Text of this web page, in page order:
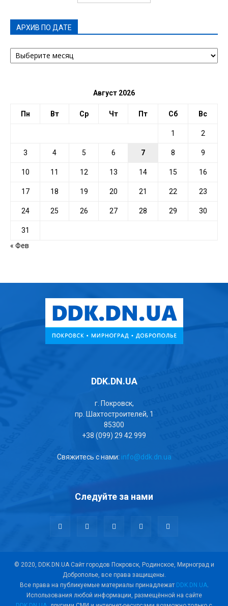
АРХИВ ПО ДАТЕ
АРХИВ
ПО
Август 2026
Пн Вт Ср Чт Пт Сб Вс
1 2
3 4 5 6 7 8 9
10 11 12 13 14 15 16
17 18 19 20 21 22 23
24 25 26 27 28 29 30
31
« Фев
DDK.DN.UA
г. Покровск,
пр. Шахтостроителей, 1
85300
+38 (099) 29 42 999
Свяжитесь с нами: info@ddk.dn.ua
Следуйте за нами
© 2020, DDK.DN.UA Сайт городов Покровск, Родинское, Мирноград и
Доброполье, все права защищены.
Все права на публикуемые материалы принадлежат DDK.DN.UA.
Использования любой информации, размещённой на сайте